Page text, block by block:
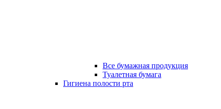
Все бумажная продукция
Туалетная бумага
Гигиена полости рта